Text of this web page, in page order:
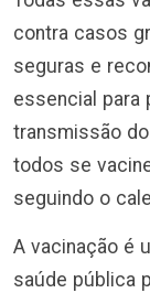
contra casos
seguras e
essencial para
transmissão
todos se
seguindo o
A vacinação é
saúde pública